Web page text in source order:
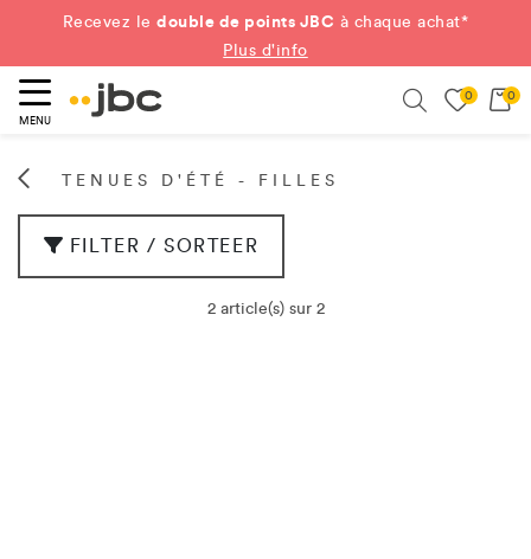
Recevez ledouble de points JBC à chaque achat*
Plus d'info
MENU
0 0
TENUES D'ÉTÉ - FILLES
FILTER / SORTEER
2 article(s) sur 2